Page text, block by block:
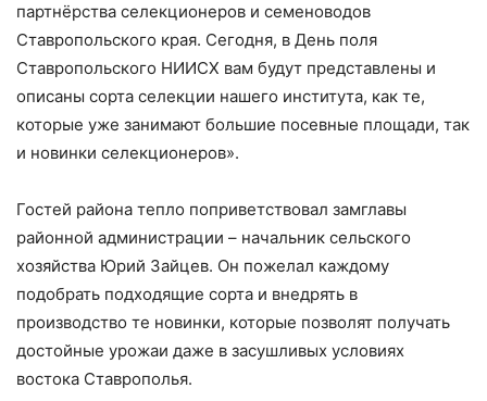
партнёрства селекционеров и семеноводов
Ставропольского края. Сегодня, в День поля
Ставропольского НИИСХ вам будут представлены и
описаны сорта селекции нашего института, как те,
которые уже занимают большие посевные площади, так
и новинки селекционеров».
Гостей района тепло поприветствовал замглавы
районной администрации – начальник сельского
хозяйства Юрий Зайцев. Он пожелал каждому
подобрать подходящие сорта и внедрять в
производство те новинки, которые позволят получать
достойные урожаи даже в засушливых условиях
востока Ставрополья.